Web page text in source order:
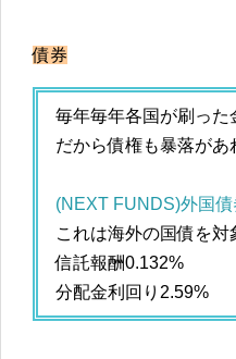
債券
毎年毎年各国が刷っ
だから債権も暴落があ
(NEXT FUNDS)外国
これは海外の国債を
信託報酬0.132%
分配金利回り2.59%